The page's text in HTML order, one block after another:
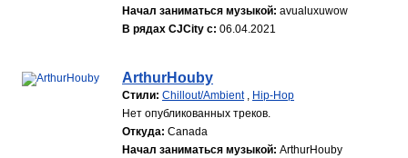
Начал заниматься музыкой: avualuxuwow
В рядах CJCity с: 06.04.2021
ArthurHouby
Стили: Chillout/Ambient, Hip-Hop
Нет опубликованных треков.
Откуда: Canada
Начал заниматься музыкой: ArthurHouby